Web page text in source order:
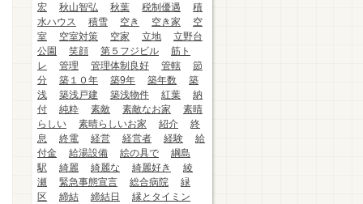
宏
秋山智弘 秋葉 税制優遇
積
水ハウス
積雪 空き 空き家
空
室
空室対策 空家 立地
立野台
公園
笑顔 第５フジビル
筋ト
レ
管理 管理体制良好 管轄
節
分
築１０年 築9年 築年数
築
浅
築浅戸建 築浅物件 紅葉
納
付
純粋 素敵 素敵なお家
素晴
らしい
素晴らしいお家 紹介
終
息
終電 経営 経営者 経験
給
付金
給湯設備 絵の具で
綱島
駅
綺麗 綺麗な 綺麗好き
綾
瀬
緊急事態宣言 総合病院
緑
区
締結 締結日
縁とタイミン